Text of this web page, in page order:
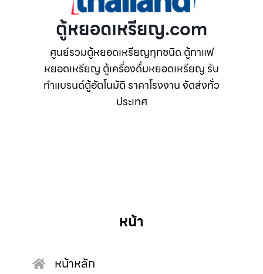
ตู้หยอดเหรียญ.com
ศูนย์รวมตู้หยอดเหรียญทุกชนิด ตู้กาแฟ
หยอดเหรียญ ตู้เครื่องดื่มหยอดเหรียญ รับ
ทำแบรนด์ตู้อัตโนมัติ ราคาโรงงาน จัดส่งทั่ว
ประเทศ
หน้า
หน้าหลัก